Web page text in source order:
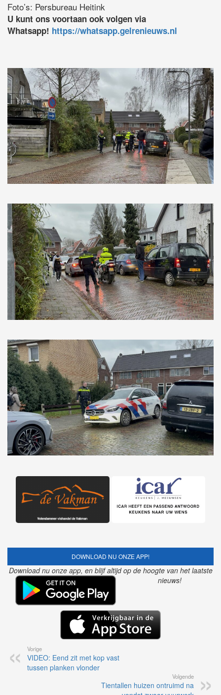
Foto’s: Persbureau Heitink
U kunt ons voortaan ook volgen via
Whatsapp! https://whatsapp.gelrenieuws.nl
DOWNLOAD NU ONZE APP!
Download nu onze app, en blijf altijd op de hoogte van het laatste
nieuws!
Vorige
VIDEO: Eend zit met kop vast
tussen planken vlonder
Volgende
Tientallen huizen ontruimd na